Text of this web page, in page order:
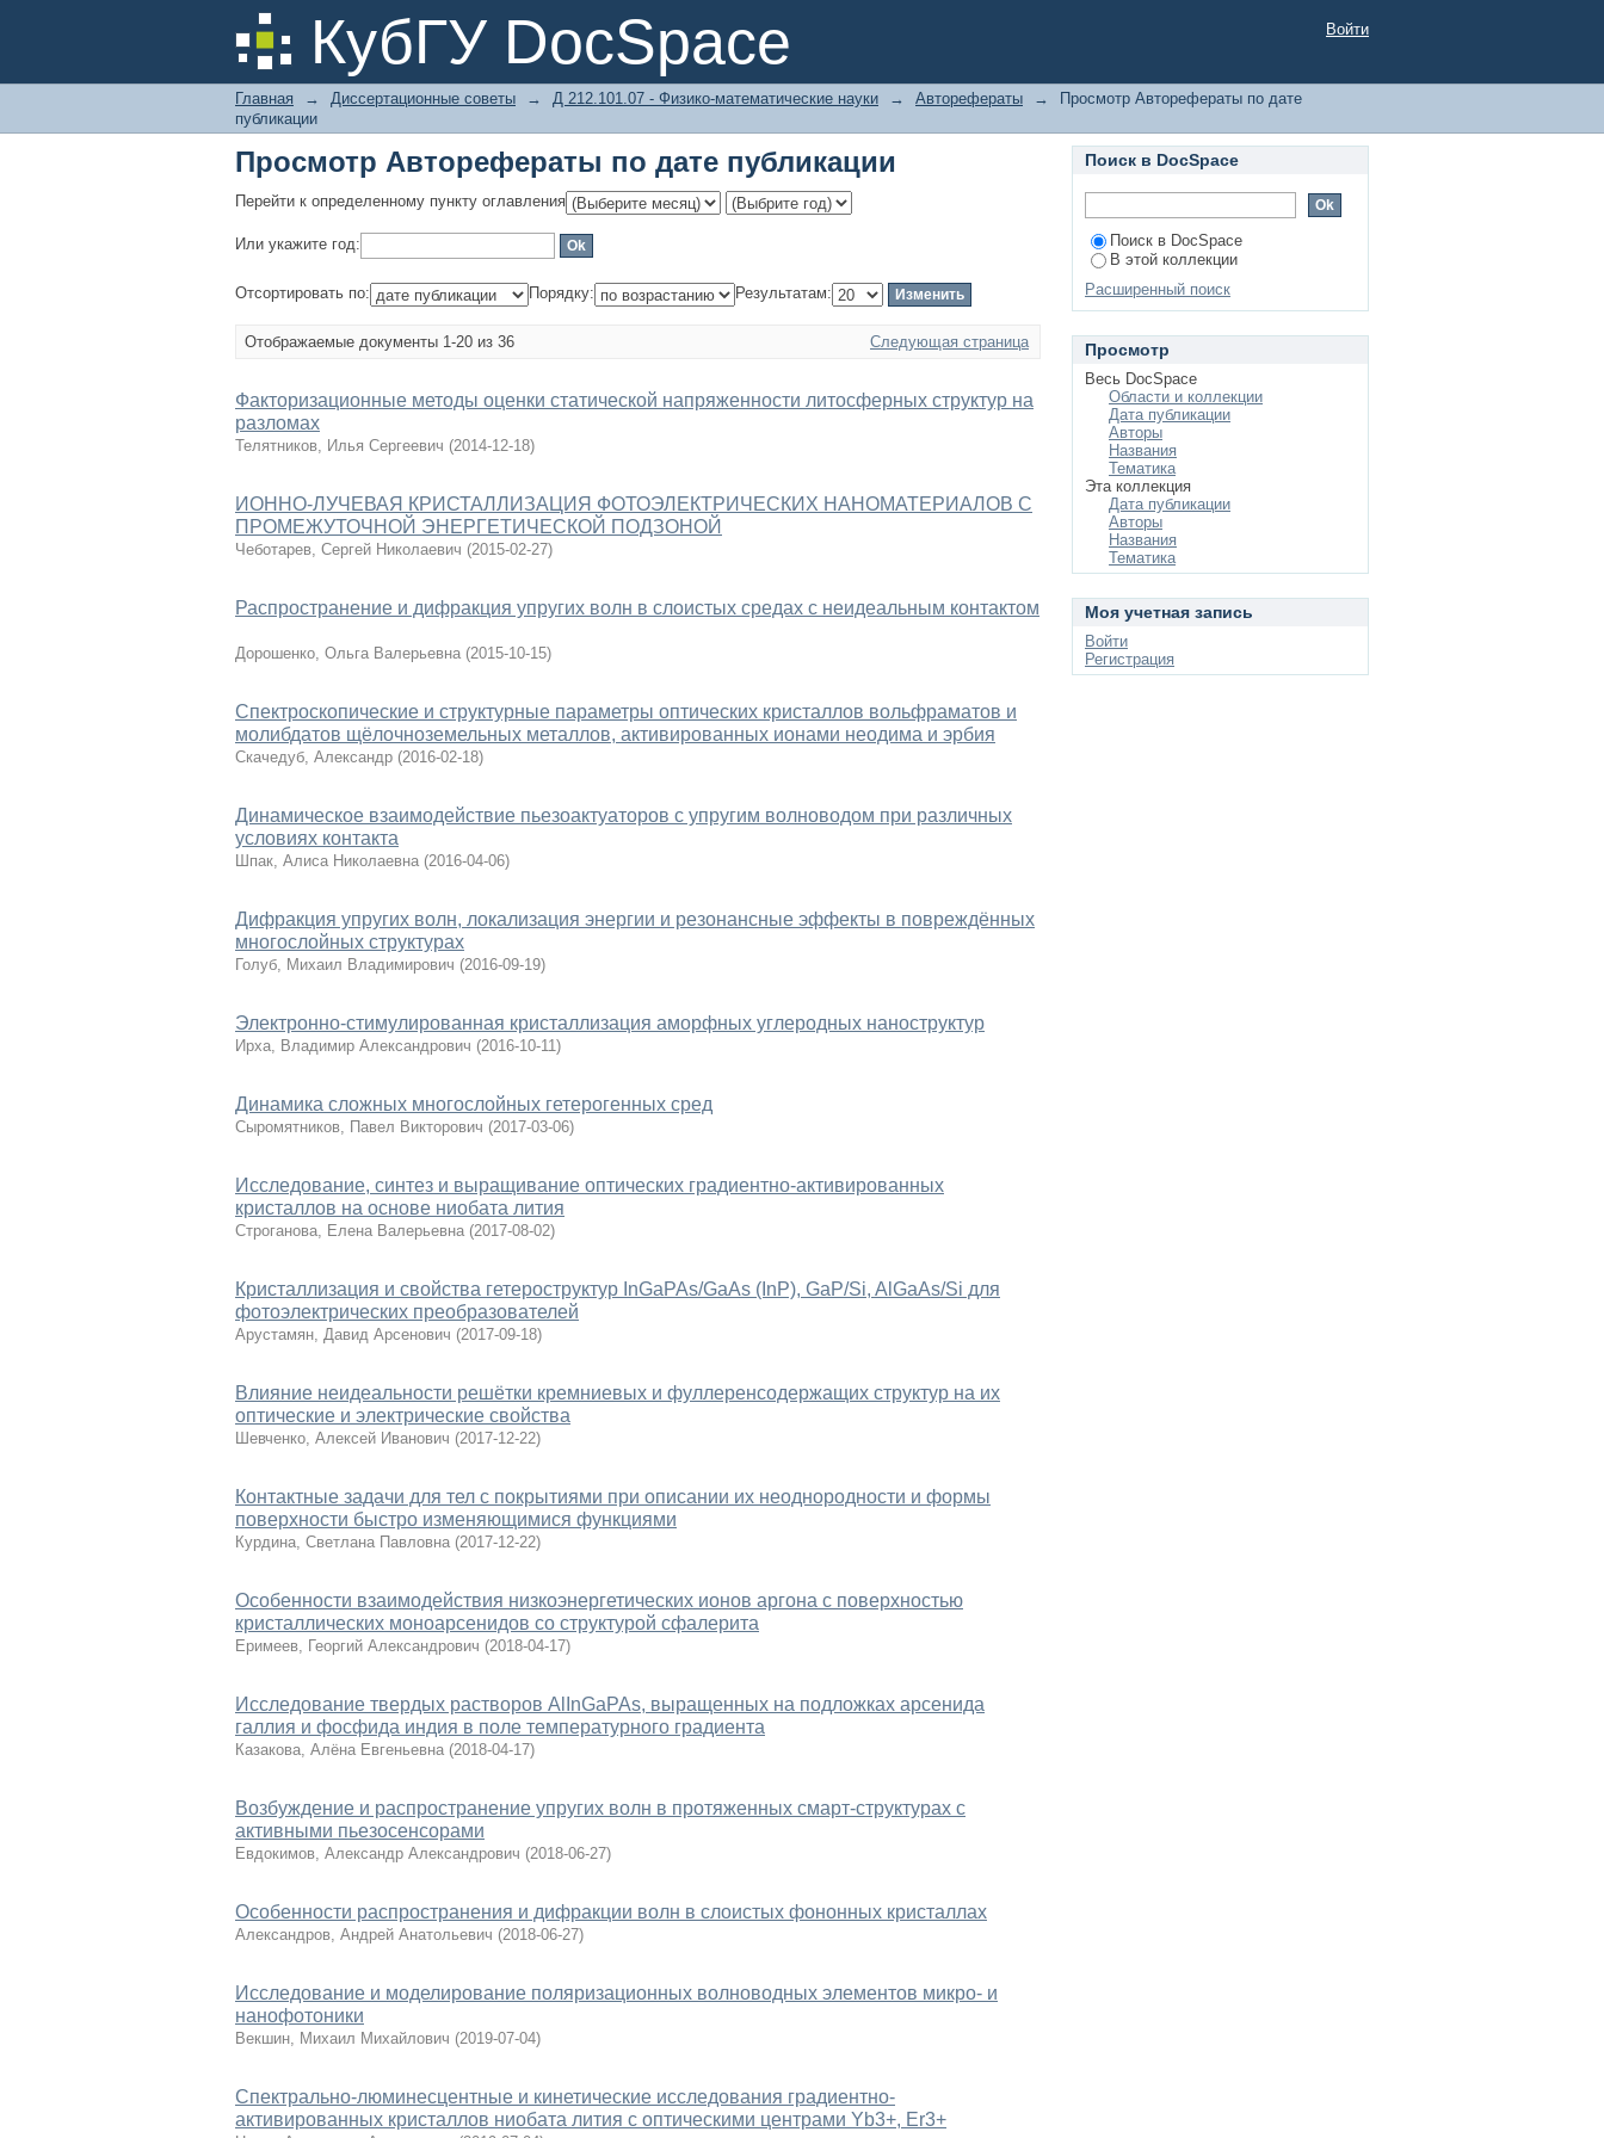
КубГУ DocSpace
Просмотр Авторефераты по дате публикации Войти
Главная → Диссертационные советы → Д 212.101.07 - Физико-математические науки → Авторефераты →
Просмотр Авторефераты по дате
публикации
Просмотр Авторефераты по дате публикации
Перейти к определенному пункту оглавления
Или укажите год:
Отсортировать по: Порядку: Результатам:
Отображаемые документы 1-20 из 36 Следующая страница
Факторизационные методы оценки статической напряженности литосферных структур на
разломах
Телятников, Илья Сергеевич (2014-12-18)
ИОННО-ЛУЧЕВАЯ КРИСТАЛЛИЗАЦИЯ ФОТОЭЛЕКТРИЧЕСКИХ НАНОМАТЕРИАЛОВ С
ПРОМЕЖУТОЧНОЙ ЭНЕРГЕТИЧЕСКОЙ ПОДЗОНОЙ
Чеботарев, Сергей Николаевич (2015-02-27)
Распространение и дифракция упругих волн в слоистых средах с неидеальным контактом
Дорошенко, Ольга Валерьевна (2015-10-15)
Спектроскопические и структурные параметры оптических кристаллов вольфраматов и
молибдатов щёлочноземельных металлов, активированных ионами неодима и эрбия
Скачедуб, Александр (2016-02-18)
Динамическое взаимодействие пьезоактуаторов с упругим волноводом при различных
условиях контакта
Шпак, Алиса Николаевна (2016-04-06)
Дифракция упругих волн, локализация энергии и резонансные эффекты в повреждённых
многослойных структурах
Голуб, Михаил Владимирович (2016-09-19)
Электронно-стимулированная кристаллизация аморфных углеродных наноструктур
Ирха, Владимир Александрович (2016-10-11)
Динамика сложных многослойных гетерогенных сред
Сыромятников, Павел Викторович (2017-03-06)
Исследование, синтез и выращивание оптических градиентно-активированных
кристаллов на основе ниобата лития
Строганова, Елена Валерьевна (2017-08-02)
Кристаллизация и свойства гетероструктур InGaPAs/GaAs (InP), GaP/Si, AlGaAs/Si для
фотоэлектрических преобразователей
Арустамян, Давид Арсенович (2017-09-18)
Влияние неидеальности решётки кремниевых и фуллеренсодержащих структур на их
оптические и электрические свойства
Шевченко, Алексей Иванович (2017-12-22)
Контактные задачи для тел с покрытиями при описании их неоднородности и формы
поверхности быстро изменяющимися функциями
Курдина, Светлана Павловна (2017-12-22)
Особенности взаимодействия низкоэнергетических ионов аргона с поверхностью
кристаллических моноарсенидов со структурой сфалерита
Еримеев, Георгий Александрович (2018-04-17)
Исследование твердых растворов AlInGaPAs, выращенных на подложках арсенида
галлия и фосфида индия в поле температурного градиента
Казакова, Алёна Евгеньевна (2018-04-17)
Возбуждение и распространение упругих волн в протяженных смарт-структурах с
активными пьезосенсорами
Евдокимов, Александр Александрович (2018-06-27)
Особенности распространения и дифракции волн в слоистых фононных кристаллах
Александров, Андрей Анатольевич (2018-06-27)
Исследование и моделирование поляризационных волноводных элементов микро- и
нанофотоники
Векшин, Михаил Михайлович (2019-07-04)
Спектрально-люминесцентные и кинетические исследования градиентно-
активированных кристаллов ниобата лития с оптическими центрами Yb3+, Er3+
Поиск в DocSpace
Поиск в DocSpace
В этой коллекции
Расширенный поиск
Просмотр
Весь DocSpace
Области и коллекции
Дата публикации
Авторы
Названия
Тематика
Эта коллекция
Дата публикации
Авторы
Названия
Тематика
Моя учетная запись
Войти
Регистрация